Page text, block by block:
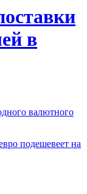
в
валютного
подешевеет на